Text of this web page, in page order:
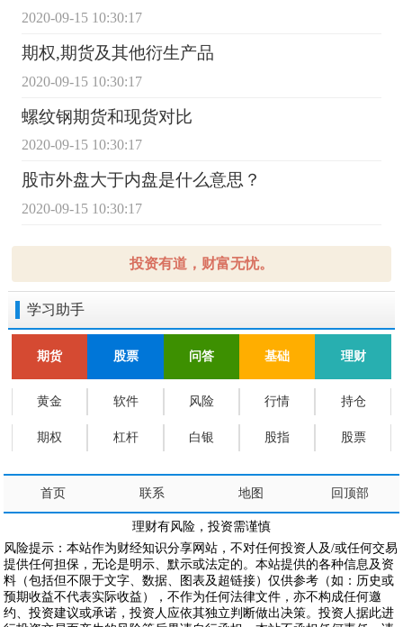
2020-09-15 10:30:17
期权,期货及其他衍生产品
2020-09-15 10:30:17
螺纹钢期货和现货对比
2020-09-15 10:30:17
股市外盘大于内盘是什么意思？
2020-09-15 10:30:17
投资有道，财富无忧。
学习助手
期货 股票 问答 基础 理财
黄金 软件 风险 行情 持仓
期权 杠杆 白银 股指 股票
首页 联系 地图 回顶部
理财有风险，投资需谨慎
风险提示：本站作为财经知识分享网站，不对任何投资人及/或任何交易
提供任何担保，无论是明示、默示或法定的。本站提供的各种信息及资
料（包括但不限于文字、数据、图表及超链接）仅供参考（如：历史或
预期收益不代表实际收益），不作为任何法律文件，亦不构成任何邀
约、投资建议或承诺，投资人应依其独立判断做出决策。投资人据此进